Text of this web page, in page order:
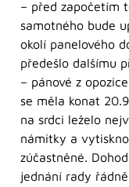
– před započetím
samotného bude
okolí panelového
předešlo dalšímu
– pánové z
se měla konat
na srdci leželo
námitky a
zúčastněné.
jednání rady